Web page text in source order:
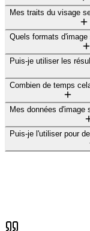
Mes traits du visage
Quels formats
Puis-je utiliser les
Combien de temps
Mes données d'image
Puis-je l'utiliser pour